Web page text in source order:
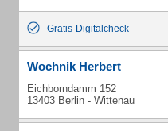
Gratis-Digitalcheck
Wochnik Herbert
Eichborndamm 152
13403 Berlin - Wittenau